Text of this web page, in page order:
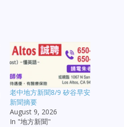
老中地方新聞8/9 矽谷早安
新聞摘要
August 9, 2026
In "地方新聞"